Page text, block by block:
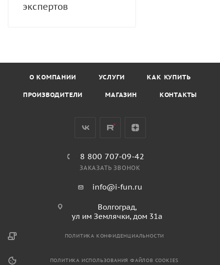
экспертов
О КОМПАНИИ УСЛУГИ КАК КУПИТЬ
ПРОИЗВОДИТЕЛИ МАГАЗИН КОНТАКТЫ
8 800 707-09-42
ЗАКАЗАТЬ ЗВОНОК
info@i-fun.ru
Волгоград,
ул им Землячки, дом 31а
ПОЛИТИКА КОНФИДЕНЦИАЛЬНОСТИ
ПОЛИТИКА ИСПОЛЬЗОВАНИЯ ФАЙЛОВ COOKIES